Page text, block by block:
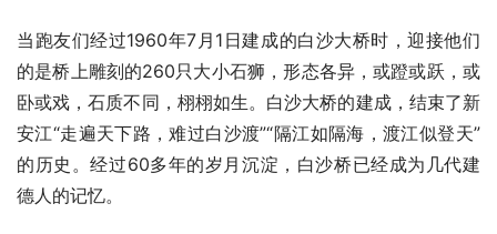
当跑友们经过1960年7月1日建成的白沙大桥时，迎接他们
的是桥上雕刻的260只大小石狮，形态各异，或蹬或跃，或
卧或戏，石质不同，栩栩如生。白沙大桥的建成，结束了新
安江“走遍天下路，难过白沙渡”“隔江如隔海，渡江似登天”
的历史。经过60多年的岁月沉淀，白沙桥已经成为几代建
德人的记忆。